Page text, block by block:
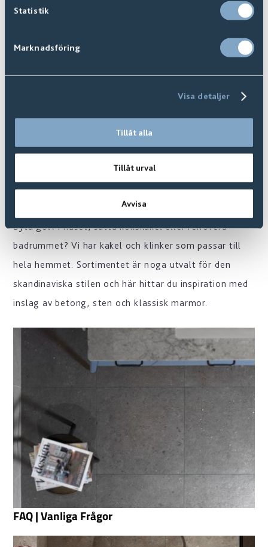
Statistik
Marknadsföring
Visa detaljer
Tillåt alla
Tillåt urval
Avvisa
Umbria Limy 30x60 såg
Från:889 SEK/m2
KAKEL & KLINKER
Byta golv i huset, sätta kökskakel eller renovera
badrummet? Vi har kakel och klinker som passar till
hela hemmet. Sortimentet är noga utvalt för den
skandinaviska stilen och här hittar du inspiration med
inslag av betong, sten och klassisk marmor.
FAQ | Vanliga Frågor